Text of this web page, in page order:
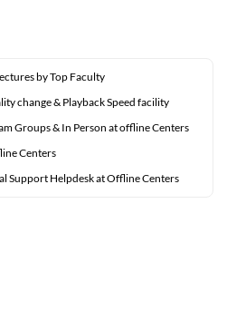
by Top Faculty
change & Playback Speed facility
Groups & In Person at offline Centers
Centers
Support Helpdesk at Offline Centers